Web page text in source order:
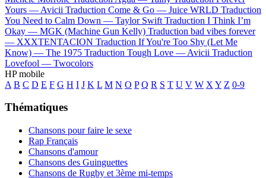
Yours — Avicii Traduction Come & Go — Juice WRLD Traduction
You Need to Calm Down — Taylor Swift Traduction I Think I’m
Okay — MGK (Machine Gun Kelly) Traduction bad vibes forever
— XXXTENTACION Traduction If You're Too Shy (Let Me
Know) — The 1975 Traduction Tough Love — Avicii Traduction
Lovefool — Twocolors
HP mobile
A B C D E F G H I J K L M N O P Q R S T U V W X Y Z 0-9
Thématiques
Chansons pour faire le sexe
Rap Français
Chansons d'amour
Chansons des Guinguettes
Chansons de Rugby et 3ème mi-temps